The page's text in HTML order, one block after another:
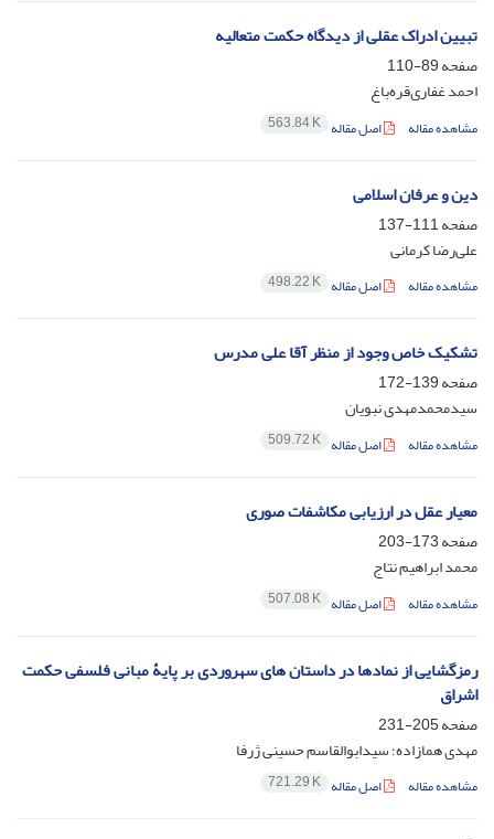
تبیین ادراک عقلی از دیدگاه حکمت متعالیه
صفحه89-110
احمد غفاری‌قره‌باغ
مشاهده مقاله اصل مقاله 563.84 K
دین و عرفان اسلامی
صفحه111-137
علی‌رضا کرمانی
مشاهده مقاله اصل مقاله 498.22 K
تشکیک خاص وجود از منظر آقا علی مدرس
صفحه139-172
سیدمحمدمهدی نبویان
مشاهده مقاله اصل مقاله 509.72 K
معیار عقل در ارزیابی مکاشفات صوری
صفحه173-203
محمد ابراهیم نتاج
مشاهده مقاله اصل مقاله 507.08 K
رمزگشایی از نمادها در داستان های سهروردی بر پایۀ مبانی فلسفی حکمت
اشراق
صفحه205-231
مهدی همازاده؛ سیدابوالقاسم حسینی ژرفا
مشاهده مقاله اصل مقاله 721.29 K